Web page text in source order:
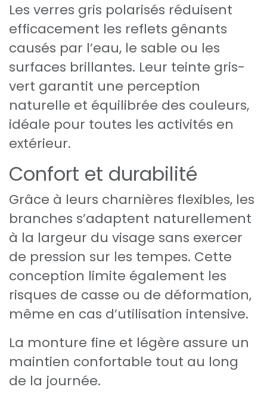
Les verres gris polarisés réduisent
efficacement les reflets gênants
causés par l’eau, le sable ou les
surfaces brillantes. Leur teinte gris-
vert garantit une perception
naturelle et équilibrée des couleurs,
idéale pour toutes les activités en
extérieur.
Confort et durabilité
Grâce à leurs charnières flexibles, les
branches s’adaptent naturellement
à la largeur du visage sans exercer
de pression sur les tempes. Cette
conception limite également les
risques de casse ou de déformation,
même en cas d’utilisation intensive.
La monture fine et légère assure un
maintien confortable tout au long
de la journée.